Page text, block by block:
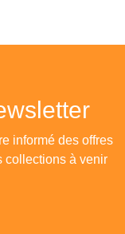
informé des offres
collections à venir